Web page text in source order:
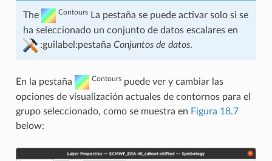
The ContoursLa pestaña se puede activar solo si se
ha seleccionado un conjunto de datos escalares en
:guilabel:pestaña Conjuntos de datos.
En la pestaña Contourspuede ver y cambiar las
opciones de visualización actuales de contornos para el
grupo seleccionado, como se muestra en Figura 18.7
below: